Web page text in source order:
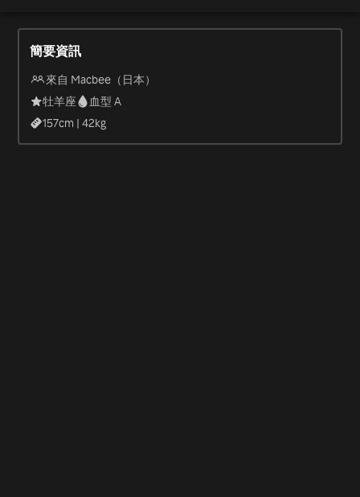
簡要資訊
來自 Macbee（日本）
牡羊座
血型 A
157cm |42kg